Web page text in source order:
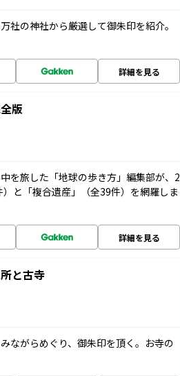
社の神社から厳選して御朱印を紹介。
詳細を見る
版
を旅した「地球の歩き方」編集部が、2
と「複合遺産」（全39件）を網羅しま
詳細を見る
と古寺
ながらめぐり、御朱印を頂く。お寺の